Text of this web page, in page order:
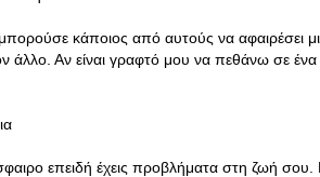
κάποιος από αυτούς να αφαιρέσει
άλλο. Αν είναι γραφτό μου να πεθάνω σε
επειδή έχεις προβλήματα στη ζωή